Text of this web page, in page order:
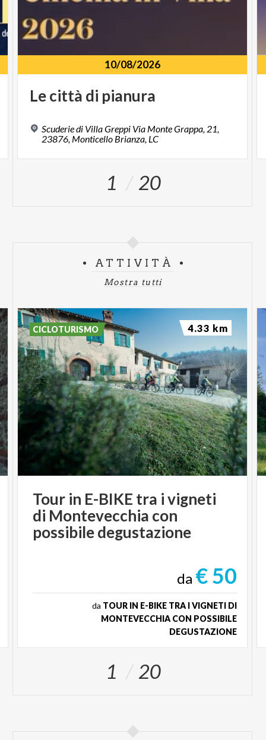
10/08/2026
Lecittà di pianura
Scuderie di Villa Greppi Via Monte Grappa, 21,
23876, Monticello Brianza, LC
1 20
ATTIVITÀ
Mostra tutti
Tour in E-BIKE tra i vigneti
di Montevecchia con
possibile degustazione
da € 50
da TOUR IN E-BIKE TRA I VIGNETI DI
MONTEVECCHIA CON POSSIBILE
DEGUSTAZIONE
CICLOTURISMO 4.33 km
1 20